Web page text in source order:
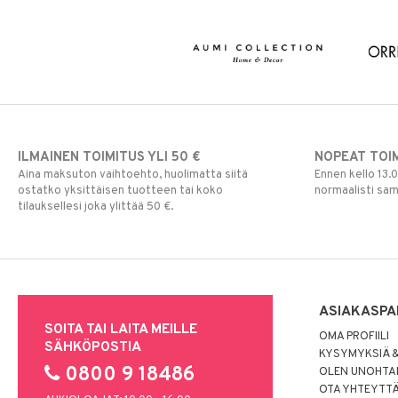
ILMAINEN TOIMITUS YLI 50 €
Aina maksuton vaihtoehto, huolimatta siitä
ostatko yksittäisen tuotteen tai koko
tilauksellesi joka ylittää 50 €.
NOPEAT
Ennen kello
normaalisti
SOITA TAI LAITA MEILLE
SÄHKÖPOSTIA
0800 9 18486
OMA PROFIILI
KYSYMYKSIÄ
OLEN
OTA